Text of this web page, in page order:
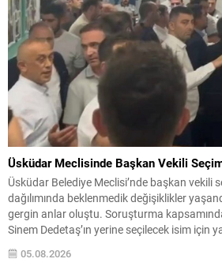
Üsküdar Meclisinde Başkan Vekili
Üsküdar Belediye Meclisi’nde başkan vekili
dağılımında beklenmedik değişiklikler
gergin anlar oluştu. Soruşturma
Sinem Dedetaş’ın yerine seçilecek isim için
içi dengeler gündemin merkezine oturdu.
Çetinkaya ile AK Parti’nin adayı Dündar Ziya
05.08.2026